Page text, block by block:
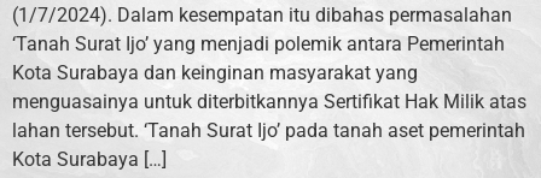
(1/7/2024). Dalam kesempatan itu dibahas permasalahan
‘Tanah Surat Ijo’ yang menjadi polemik antara Pemerintah
Kota Surabaya dan keinginan masyarakat yang
menguasainya untuk diterbitkannya Sertifikat Hak Milik atas
lahan tersebut. ‘Tanah Surat Ijo’ pada tanah aset pemerintah
Kota Surabaya […]